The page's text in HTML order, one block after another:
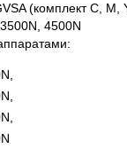
(комплект C, M,
4500N